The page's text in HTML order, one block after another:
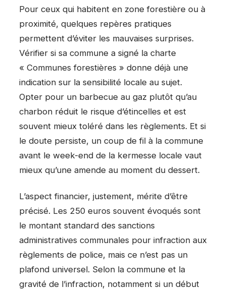
Pour ceux qui habitent en zone forestière ou à
proximité, quelques repères pratiques
permettent d’éviter les mauvaises surprises.
Vérifier si sa commune a signé la charte
« Communes forestières » donne déjà une
indication sur la sensibilité locale au sujet.
Opter pour un barbecue au gaz plutôt qu’au
charbon réduit le risque d’étincelles et est
souvent mieux toléré dans les règlements. Et si
le doute persiste, un coup de fil à la commune
avant le week-end de la kermesse locale vaut
mieux qu’une amende au moment du dessert.
L’aspect financier, justement, mérite d’être
précisé. Les 250 euros souvent évoqués sont
le montant standard des sanctions
administratives communales pour infraction aux
règlements de police, mais ce n’est pas un
plafond universel. Selon la commune et la
gravité de l’infraction, notamment si un début